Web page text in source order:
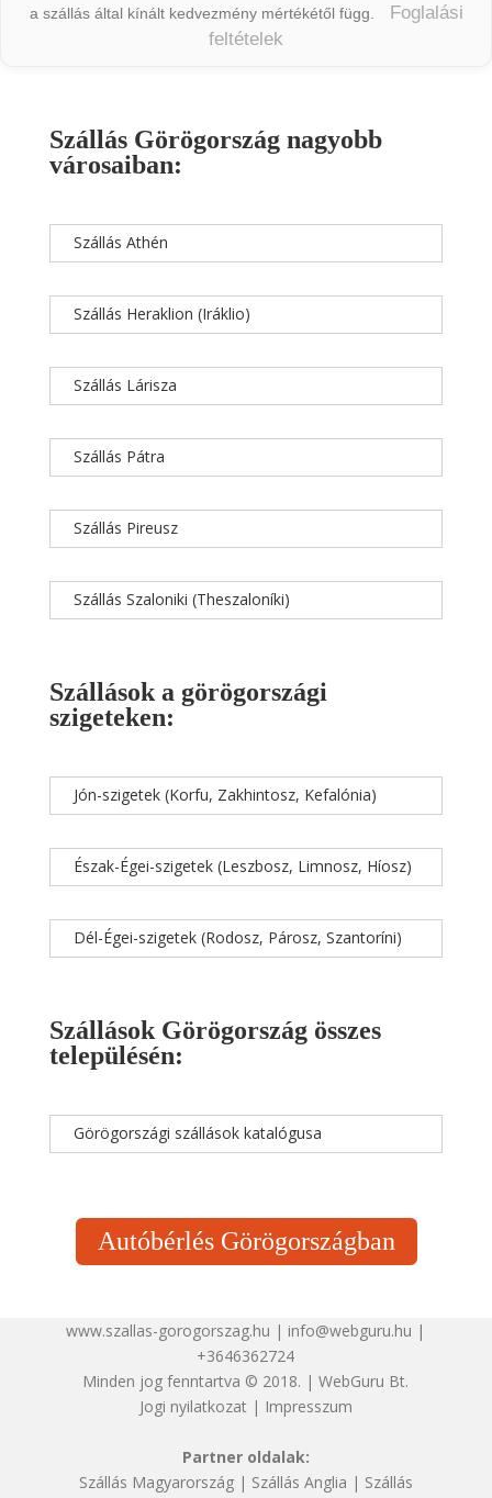
a szállás által kínált kedvezmény mértékétől függ.
Foglalási
feltételek
Szállás Görögország nagyobb
városaiban:
Szállás Athén
Szállás Heraklion (Iráklio)
Szállás Lárisza
Szállás Pátra
Szállás Pireusz
Szállás Szaloniki (Theszaloníki)
Szállások a görögországi
szigeteken:
Jón-szigetek (Korfu, Zakhintosz, Kefalónia)
Észak-Égei-szigetek (Leszbosz, Limnosz, Híosz)
Dél-Égei-szigetek (Rodosz, Párosz, Szantoríni)
Szállások Görögország összes
településén:
Görögországi szállások katalógusa
Autóbérlés Görögországban
www.szallas-gorogorszag.hu | info@webguru.hu |
+3646362724
Minden jog fenntartva © 2018. | WebGuru Bt.
Jogi nyilatkozat| Impresszum
Partner oldalak:
Szállás Magyarország| Szállás Anglia | Szállás